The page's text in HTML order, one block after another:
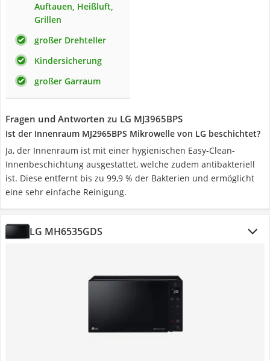
Auftauen, Heißluft,
Grillen
großer Drehteller
Kindersicherung
großer Garraum
Fragen und Antworten zu LG MJ3965BPS
Ist der Innenraum MJ2965BPS Mikrowelle von LG beschichtet?
Ja, der Innenraum ist mit einer hygienischen Easy-Clean-
Innenbeschichtung ausgestattet, welche zudem antibakteriell
ist. Diese entfernt bis zu 99,9 % der Bakterien und ermöglicht
eine sehr einfache Reinigung.
LG MH6535GDS